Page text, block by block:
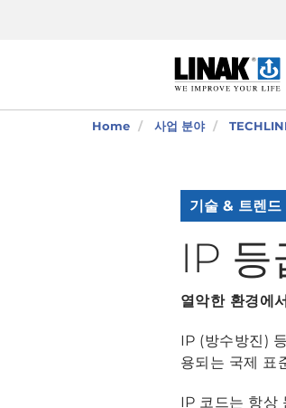
Home 사업 분야
기술 & 트렌드
IP 등
열악한 환경에
IP (방수방진)
용되는 국제 표
IP 코드는 항상